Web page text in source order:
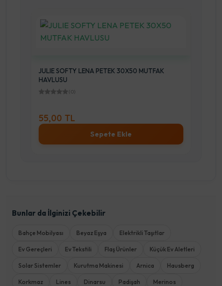
JULIE SOFTY LENA PETEK 30X50 MUTFAK
HAVLUSU
(0)
55,00 TL
Sepete Ekle
Bunlar da İlginizi Çekebilir
Bahçe Mobilyası Beyaz Eşya Elektrikli Taşıtlar
Ev Gereçleri Ev Tekstili Flaş Ürünler Küçük Ev Aletleri
Solar Sistemler Kurutma Makinesi Arnica Hausberg
Korkmaz Lines Dinarsu Padişah Merinos